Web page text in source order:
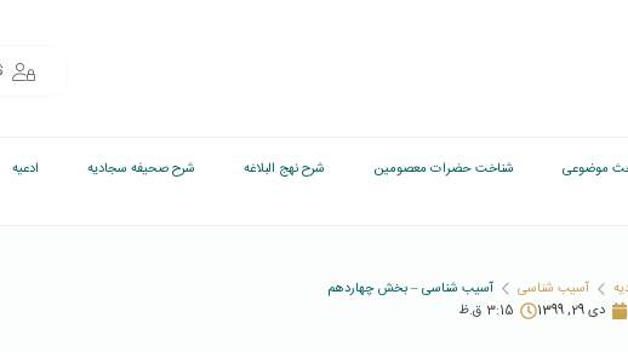
موضوعی شناخت حضرات معصومین شرح نهج البلاغه شرح صحیفه سجادیه ادعیه
آسیب شناسی
آسیب شناسی – بخش چهاردهم
دی 29, 1399
3:15 ق.ظ